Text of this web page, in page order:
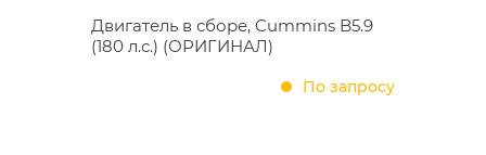
Двигатель в сборе, Cummins B5.9
(180 л.с.) (ОРИГИНАЛ)
По запросу